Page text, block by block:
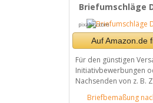
Briefumschläge
pixabay.com
Auf Amazon.de
Für den günstigen
Initiativbewerbungen
Nachsenden von z. B.
Briefbemaßung